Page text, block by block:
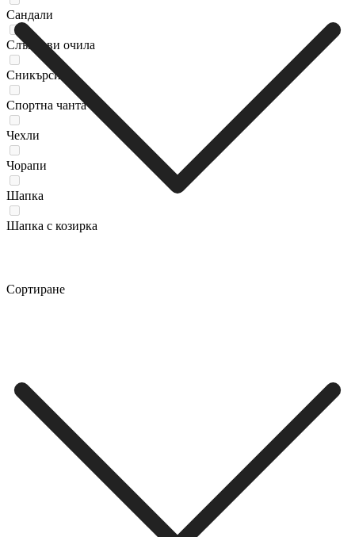
Сандали
Слънчеви очила
Сникърси
Спортна чанта
Чехли
Чорапи
Шапка
Шапка с козирка
Сортиране